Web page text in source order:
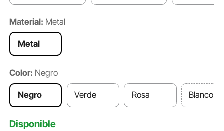
Material: Metal
Metal
Color: Negro
Negro Verde Rosa Blanco
Disponible